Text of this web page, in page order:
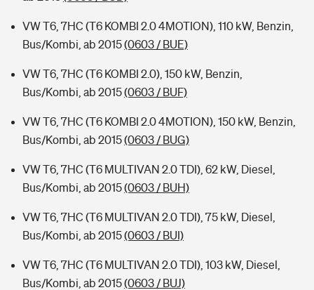
VW T6, 7HC (T6 KOMBI 2.0 4MOTION), 110 kW, Benzin,
Bus/Kombi, ab 2015(0603 / BUE)
VW T6, 7HC (T6 KOMBI 2.0), 150 kW, Benzin,
Bus/Kombi, ab 2015(0603 / BUF)
VW T6, 7HC (T6 KOMBI 2.0 4MOTION), 150 kW, Benzin,
Bus/Kombi, ab 2015(0603 / BUG)
VW T6, 7HC (T6 MULTIVAN 2.0 TDI), 62 kW, Diesel,
Bus/Kombi, ab 2015(0603 / BUH)
VW T6, 7HC (T6 MULTIVAN 2.0 TDI), 75 kW, Diesel,
Bus/Kombi, ab 2015(0603 / BUI)
VW T6, 7HC (T6 MULTIVAN 2.0 TDI), 103 kW, Diesel,
Bus/Kombi, ab 2015(0603 / BUJ)